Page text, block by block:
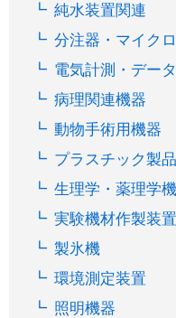
純水装置関連
分注器・マイク
電気計測・デー
病理関連機器
動物手術用機器
プラスチック製品
生理学・薬理学
実験機材作製装置
製氷機
環境測定装置
照明機器